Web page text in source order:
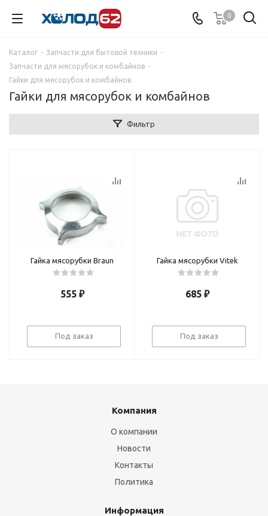
0
Каталог - Запчасти для бытовой техники -
Запчасти для мясорубок и комбайнов -
Гайки для мясорубок и комбайнов
Гайки для мясорубок и комбайнов
Фильтр
Гайка мясорубки Braun
555₽
Под заказ
Гайка мясорубки Vitek
685₽
Под заказ
Компания
О компании
Новости
Контакты
Политика
Информация